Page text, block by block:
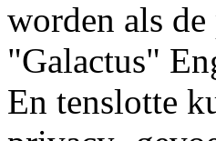
worden als
"Galactus"
En tenslotte